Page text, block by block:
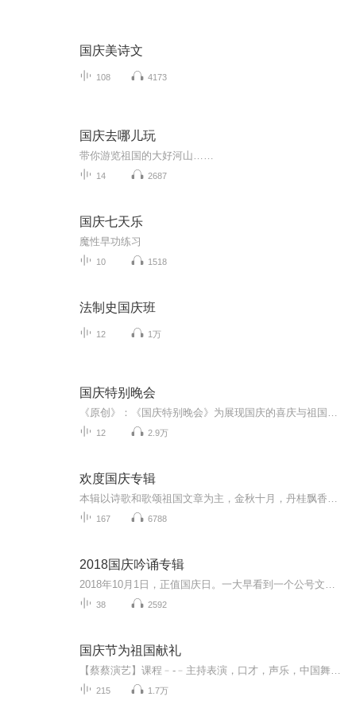
国庆美诗文
108 4173
国庆去哪儿玩
带你游览祖国的大好河山……
14 2687
国庆七天乐
魔性早功练习
10 1518
法制史国庆班
12 1万
国庆特别晚会
12 2.9万
欢度国庆专辑
167 6788
2018国庆吟诵专辑
38 2592
国庆节为祖国献礼
215 1.7万